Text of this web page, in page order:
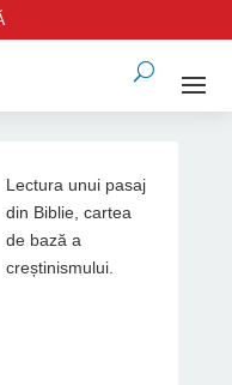
Lectura unui pasaj
din Biblie, cartea
de bază a
creștinismului.